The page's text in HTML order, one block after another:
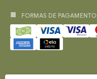
FORMAS DE PAGAMENTO